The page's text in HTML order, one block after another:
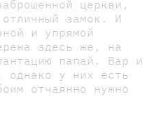
церкви,
замок. И
и упрямой
здесь же, на
папай. Вар и
однако у них есть
отчаянно нужно